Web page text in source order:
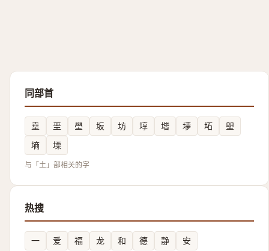
同部首
㙓 垩 壆 坂 坊 埻 堦 㙹 坧
塱
墒
塛
与「土」部相关的字
热搜
一 爱 福 龙 和 德 静 安